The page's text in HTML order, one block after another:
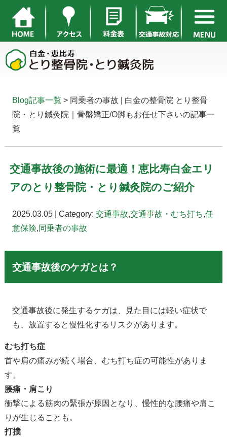
Blog記事一覧 > 同乗者の事故 | 白金の整骨院 とり整骨
院・とり鍼灸院｜骨盤矯正/O脚もお任せ下さいの記事一
覧
交通事故後の施術に最適！恵比寿白金エリ
アのとり整骨院・とり鍼灸院のご紹介
2025.03.05 | Category: 交通事故,交通事故・むち打ち,任
意保険,同乗者の事故
交通事故後のケガとは？
交通事故後に発生するケガは、見た目には軽い症状で
も、放置すると慢性化するリスクがあります。
むち打ち症
首や肩の痛みが続く場合、むち打ち症の可能性がありま
す。
腰痛・肩こり
衝撃による筋肉の緊張が原因となり、慢性的な腰痛や肩こ
りが生じることも。
打撲